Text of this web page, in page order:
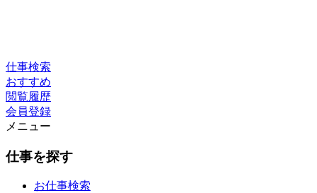
仕事検索
おすすめ
閲覧履歴
会員登録
メニュー
仕事を探す
お仕事検索